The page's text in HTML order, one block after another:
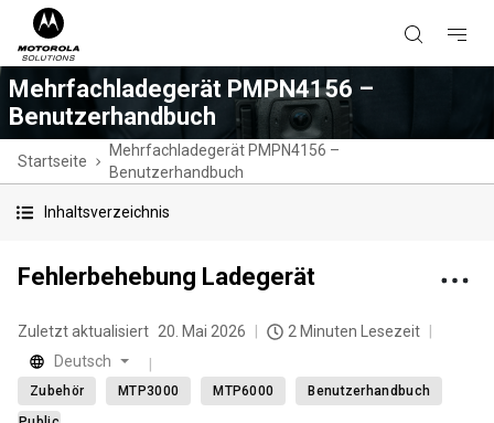
Mehrfachladegerät PMPN4156 –
Benutzerhandbuch
Startseite
Mehrfachladegerät PMPN4156 –
Benutzerhandbuch
Inhaltsverzeichnis
Fehlerbehebung Ladegerät
Zuletzt aktualisiert 20. Mai 2026
2 Minuten Lesezeit
Deutsch
Zubehör MTP3000 MTP6000
Benutzerhandbuch